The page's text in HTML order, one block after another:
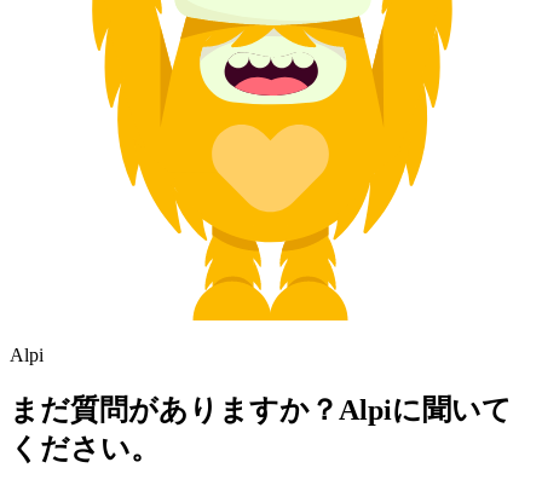
Alpi
まだ質問がありますか？Alpiに聞いて
ください。